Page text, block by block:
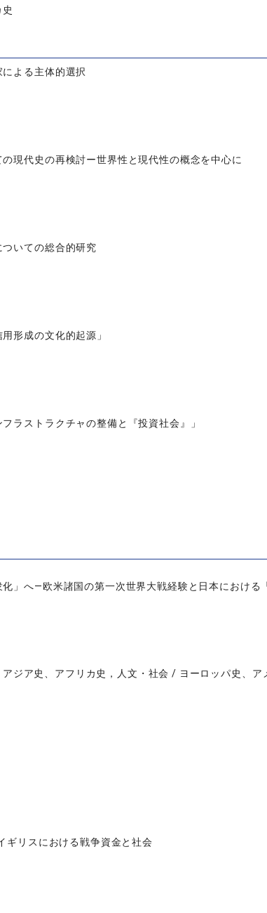
よる主体的選択
現代史の再検討ー世界性と現代性の概念を中心に
いての総合的研究
形成の文化的起源」
ラストラクチャの整備と『投資社会』」
化」へ―欧米諸国の第一次世界大戦経験と日本におけ
ジア史、アフリカ史，人文・社会 / ヨーロッパ史、ア
ギリスにおける戦争資金と社会